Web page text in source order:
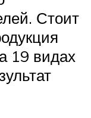
Стоит
19 видах